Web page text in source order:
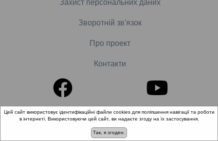
Захист персональних даних
Зворотній зв'язок
Про проект
Контакти
© 2018-2026 «Школа доказової медицини». Всі права
захищені.
Цей сайт використовує ідентифікаційні файли cookies для поліпшення навігації та роботи
в інтернеті. Використовуючи цей сайт, ви надаєте згоду на їх застосування.
Так, я згоден.